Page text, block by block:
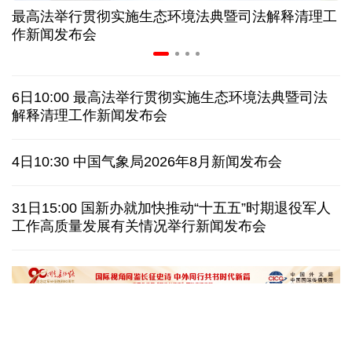
金价大反弹！黄金以旧换新业务火热，记者探访
特朗普再签行政令 禁止“生育旅游”收紧“出生公民权”
伊朗拟禁止敌对方通行霍尔木兹海峡 对违规者重罚
美参议院委员会投票认定传染病专家福奇藐视国会
最高法举行贯彻实施生态环境法典暨司法解释清理工
作新闻发布会
6日10:00 最高法举行贯彻实施生态环境法典暨司法
解释清理工作新闻发布会
4日10:30 中国气象局2026年8月新闻发布会
31日15:00 国新办就加快推动“十五五”时期退役军人
工作高质量发展有关情况举行新闻发布会